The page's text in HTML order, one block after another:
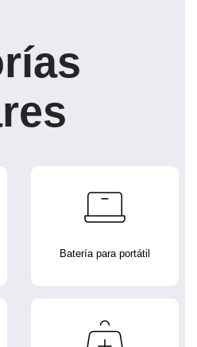
Batería para portátil